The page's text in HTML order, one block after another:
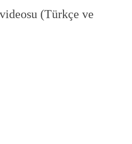
(Türkçe ve